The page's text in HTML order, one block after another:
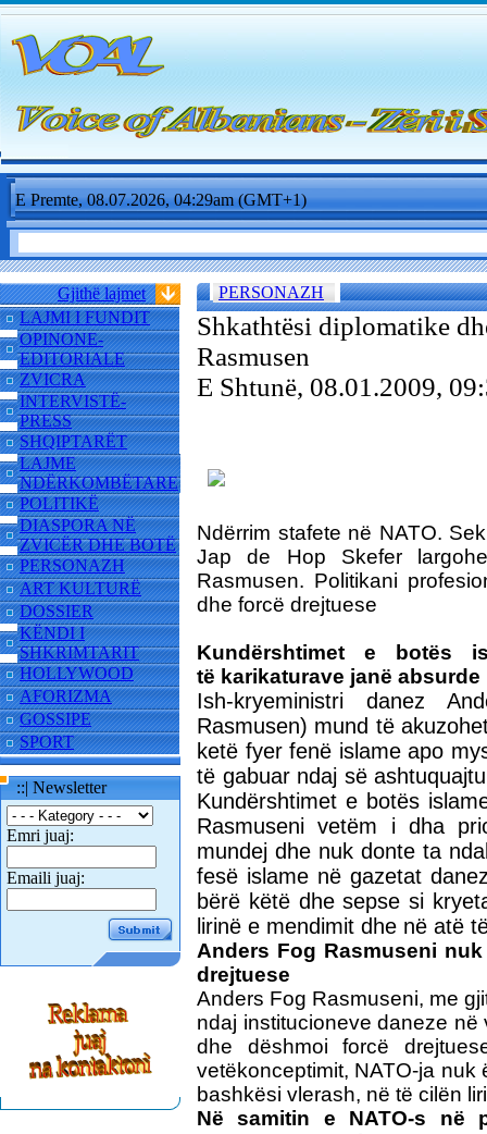
E Premte, 08.07.2026, 04:29am (GMT+1)
Gjithë lajmet
LAJMI I FUNDIT
OPINONE-
EDITORIALE
ZVICRA
INTERVISTË-
PRESS
SHQIPTARËT
LAJME
NDËRKOMBËTARE
POLITIKË
DIASPORA NË
ZVICËR DHE BOTË
PERSONAZH
ART KULTURË
DOSSIER
KËNDI I
SHKRIMTARIT
HOLLYWOOD
AFORIZMA
GOSSIPE
SPORT
::| Newsletter
Emri juaj:
Emaili juaj:
PERSONAZH
Shkathtësi diplomatike
Rasmusen
E Shtunë, 08.01.2009,
Ndërrim stafete në NATO.
Jap de Hop Skefer
Rasmusen. Politikani
dhe forcë drejtuese
Kundërshtimet e botës
të karikaturave janë absurde
Ish-kryeministri danez
Rasmusen) mund të
ketë fyer fenë islame apo
të gabuar ndaj së
Kundërshtimet e botës
Rasmuseni vetëm i dha
mundej dhe nuk donte ta
fesë islame në gazetat
bërë këtë dhe sepse si
lirinë e mendimit dhe në atë
Anders Fog Rasmuseni
drejtuese
Anders Fog Rasmuseni, me
ndaj institucioneve daneze
dhe dëshmoi forcë
vetëkonceptimit, NATO-ja
bashkësi vlerash, në të cilën
Në samitin e NATO-s në